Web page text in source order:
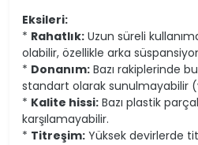
Eksileri:
* Rahatlık: Uzun süreli
olabilir, özellikle arka
* Donanım: Bazı rakiplerinde
standart olarak sunulmayabilir
* Kalite hissi: Bazı plastik
karşılamayabilir.
* Titreşim: Yüksek devirlerde